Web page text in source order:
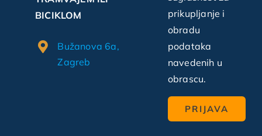
BICIKLOM
Bužanova 6a,
Zagreb
prikupljanje i
obradu
podataka
navedenih u
obrascu.